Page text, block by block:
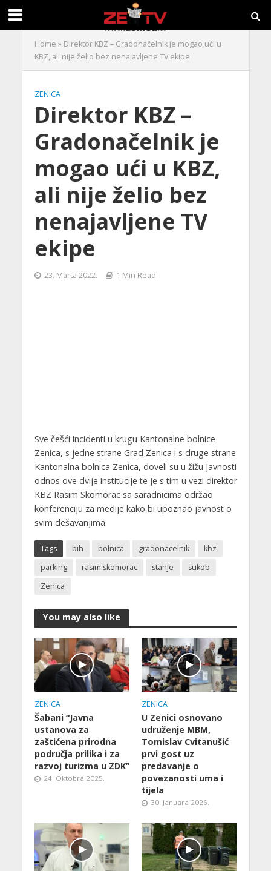
Home » Direktor KBZ – Gradonačelnik je mogao ući u
KBZ, ali nije želio bez nenajavljene TV ekipe
ZENICA
Direktor KBZ –
Gradonačelnik je
mogao ući u KBZ,
ali nije želio bez
nenajavljene TV
ekipe
23. Marta 2022. 1 Min Read
Sve češći incidenti u krugu Kantonalne bolnice
Zenica, s jedne strane Grad Zenica i s druge strane
Kantonalna bolnica Zenica, doveli su u žižu javnosti
odnos ove dvije institucije te je s tim u vezi direktor
KBZ Rasim Skomorac sa saradnicima održao
konferenciju za medije kako bi upoznao javnost o
svim dešavanjima.
Tags bih bolnica gradonacelnik
kbz
parking
rasim skomorac stanje
sukob
Zenica
You may also like
ZENICA
Šabani “Javna
ustanova za
zaštićena prirodna
područja prilika i za
razvoj turizma u ZDK”
24. Oktobra 2025.
ZENICA
U Zenici osnovano
udruženje MBM,
Tomislav Cvitanušić
prvi gost uz
predavanje o
povezanosti uma i
tijela
30. Januara 2026.